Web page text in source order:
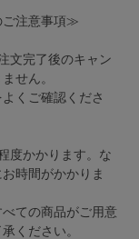
ご注意事項≫
文完了後のキャン
せん。
くご確認くださ
度かかります。な
時間がかかりま
ての商品がご用意
ください。